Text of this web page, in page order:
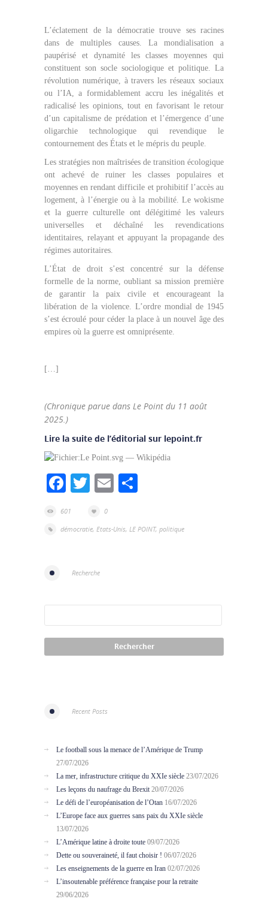
L’éclatement de la démocratie trouve ses racines
dans de multiples causes. La mondialisation a
paupérisé et dynamité les classes moyennes qui
constituent son socle sociologique et politique. La
révolution numérique, à travers les réseaux sociaux
ou l’IA, a formidablement accru les inégalités et
radicalisé les opinions, tout en favorisant le retour
d’un capitalisme de prédation et l’émergence d’une
oligarchie technologique qui revendique le
contournement des États et le mépris du peuple.
Les stratégies non maîtrisées de transition écologique
ont achevé de ruiner les classes populaires et
moyennes en rendant difficile et prohibitif l’accès au
logement, à l’énergie ou à la mobilité. Le wokisme
et la guerre culturelle ont délégitimé les valeurs
universelles et déchaîné les revendications
identitaires, relayant et appuyant la propagande des
régimes autoritaires.
L’État de droit s’est concentré sur la défense
formelle de la norme, oubliant sa mission première
de garantir la paix civile et encourageant la
libération de la violence. L’ordre mondial de 1945
s’est écroulé pour céder la place à un nouvel âge des
empires où la guerre est omniprésente.
[…]
(Chronique parue dans Le Point du 11 août
2025.)
Lire la suite de l’éditorial sur lepoint.fr
Facebook
TwitterEmail
601
0
démocratie, Etats-Unis, LE POINT, politique
Recherche
Recent Posts
Le football sous la menace de l’Amérique de Trump
27/07/2026
La mer, infrastructure critique du XXIe siècle 23/07/2026
Les leçons du naufrage du Brexit 20/07/2026
Le défi de l’européanisation de l’Otan 16/07/2026
L’Europe face aux guerres sans paix du XXIe siècle
13/07/2026
L’Amérique latine à droite toute 09/07/2026
Dette ou souveraineté, il faut choisir ! 06/07/2026
Les enseignements de la guerre en Iran 02/07/2026
L’insoutenable préférence française pour la retraite
29/06/2026